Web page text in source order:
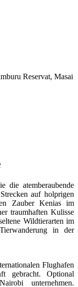
Reservat, Masai
die atemberaubende
auf holprigen
Zauber Kenias im
traumhaften Kulisse
Wildtierarten im
in der
Flughafen
gebracht. Optional
unternehmen.